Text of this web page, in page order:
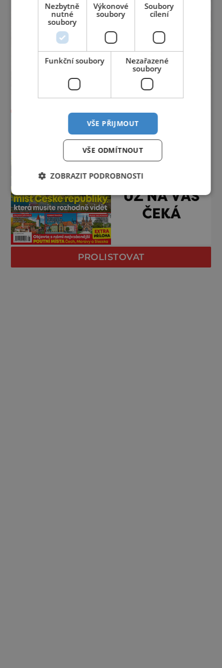
PROLISTOVAT
Nezbytně
nutné
soubory
Výkonové
soubory
Soubory
cílení
Funkční soubory
Nezařazené
soubory
VŠE PŘIJMOUT
VŠE ODMÍTNOUT
ZOBRAZIT PODROBNOSTI